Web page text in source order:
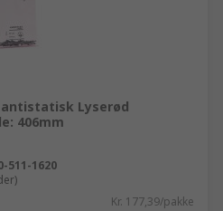
antistatisk Lyserød
406mm
511-1620
Kr. 177,39/pakke